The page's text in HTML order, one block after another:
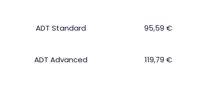
ADT Standard 95,59 €
ADT Advanced 119,79 €